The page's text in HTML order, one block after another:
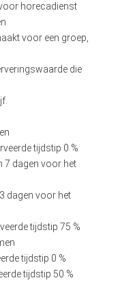
horecadienst
voor een groep,
die
tijdstip 0 %
7 dagen voor het
dagen voor het
tijdstip 75 %
tijdstip 0 %
tijdstip 50 %